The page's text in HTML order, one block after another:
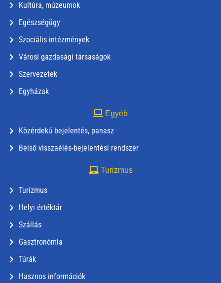
Kultúra, múzeumok
Egészségügy
Szociális intézmények
Városi gazdasági társaságok
Szervezetek
Egyházak
Egyéb
Közérdekű bejelentés, panasz
Belső visszaélés-bejelentési rendszer
Turizmus
Turizmus
Helyi értéktár
Szállás
Gasztronómia
Túrák
Hasznos információk